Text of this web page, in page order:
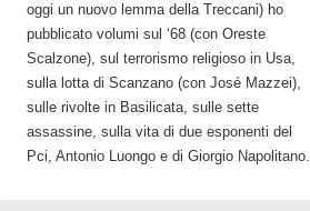
oggi un nuovo lemma della Treccani) ho
pubblicato volumi sul ‘68 (con Oreste
Scalzone), sul terrorismo religioso in Usa,
sulla lotta di Scanzano (con José Mazzei),
sulle rivolte in Basilicata, sulle sette
assassine, sulla vita di due esponenti del
Pci, Antonio Luongo e di Giorgio Napolitano.